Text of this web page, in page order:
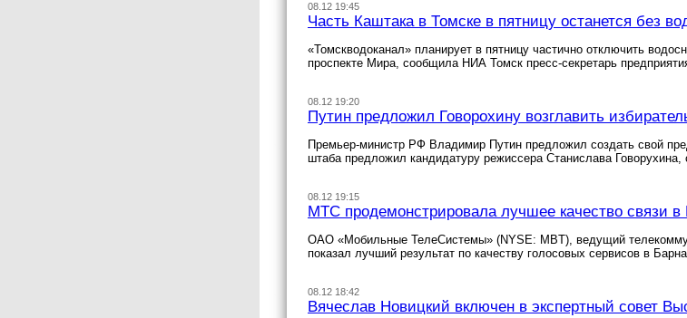
08.12 19:45
Часть Каштака в Томске в пятницу останется без
«Томскводоканал» планирует в пятницу частично отключить
проспекте Мира, сообщила НИА Томск пресс-секретарь
08.12 19:20
Путин предложил Говорохину возглавить
Премьер-министр РФ Владимир Путин предложил создать свой
штаба предложил кандидатуру режиссера Станислава
08.12 19:15
МТС продемонстрировала лучшее качество связи
ОАО «Мобильные ТелеСистемы» (NYSE: MBT), ведущий
показал лучший результат по качеству голосовых сервисов в
08.12 18:42
Вячеслав Новицкий включен в экспертный совет